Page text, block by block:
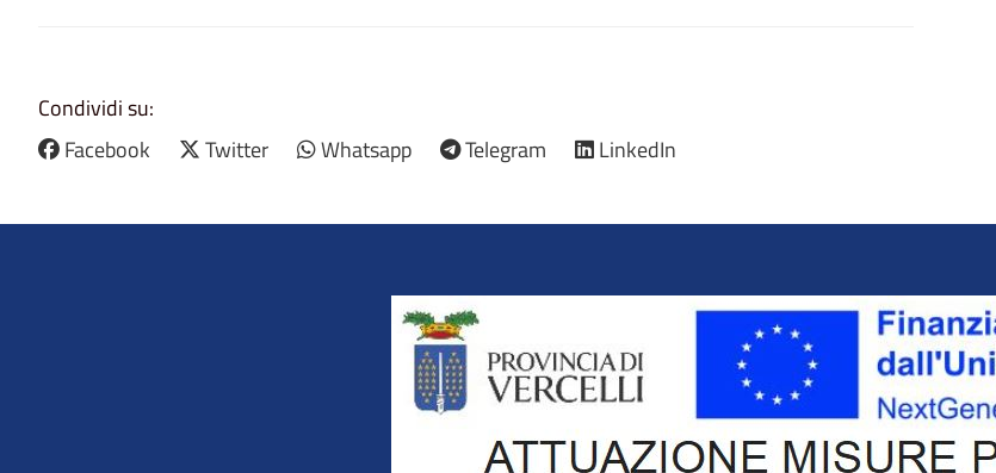
Condividi su:
Facebook
Twitter Whatsapp Telegram LinkedIn
Title